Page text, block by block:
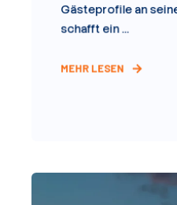
Gästeprofile an
schafft ein ...
MEHR LESEN